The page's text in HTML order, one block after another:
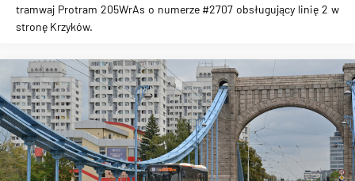
tramwaj Protram 205WrAs o numerze #2707 obsługujący linię 2 w
stronę Krzyków.